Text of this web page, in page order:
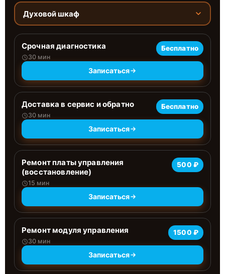
Духовой шкаф
Срочная диагностика
30 мин
Бесплатно
Записаться
Доставка в сервис и обратно
30 мин
Бесплатно
Записаться
Ремонт платы управления
(восстановление)
15 мин
500 ₽
Записаться
Ремонт модуля управления
30 мин
1500 ₽
Записаться